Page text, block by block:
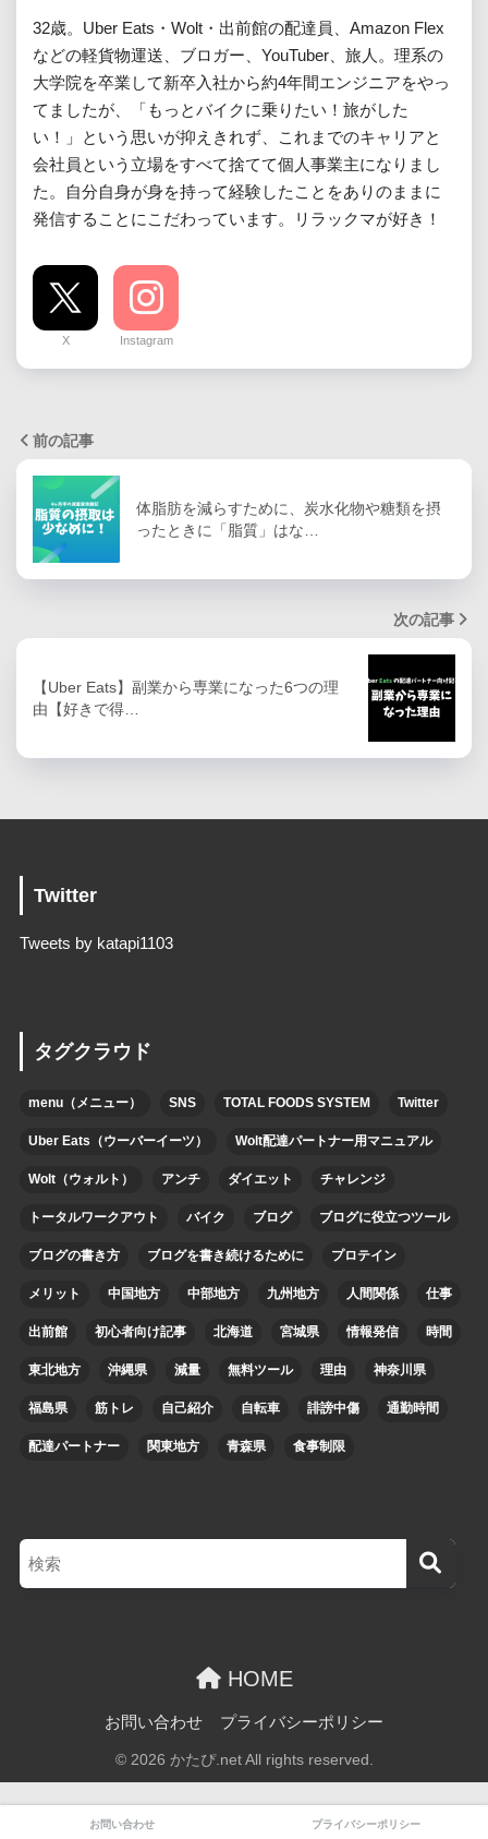
32歳。Uber Eats・Wolt・出前館の配達員、Amazon Flex
などの軽貨物運送、ブロガー、YouTuber、旅人。理系の
大学院を卒業して新卒入社から約4年間エンジニアをやっ
てましたが、「もっとバイクに乗りたい！旅がした
い！」という思いが抑えきれず、これまでのキャリアと
会社員という立場をすべて捨てて個人事業主になりまし
た。自分自身が身を持って経験したことをありのままに
発信することにこだわっています。リラックマが好き！
X Instagram
前の記事
体脂肪を減らすために、炭水化物や糖類を摂
ったときに「脂質」はな…
次の記事
【Uber Eats】副業から専業になった6つの理
由【好きで得…
Twitter
Tweets by katapi1103
タグクラウド
menu（メニュー） SNS TOTAL FOODS SYSTEM Twitter
Uber Eats（ウーバーイーツ） Wolt配達パートナー用マニュアル
Wolt（ウォルト） アンチ ダイエット チャレンジ
トータルワークアウト バイク ブログ ブログに役立つツール
ブログの書き方 ブログを書き続けるために プロテイン
メリット 中国地方 中部地方 九州地方 人間関係 仕事
出前館 初心者向け記事 北海道 宮城県 情報発信 時間
東北地方 沖縄県 減量 無料ツール 理由 神奈川県
福島県 筋トレ 自己紹介 自転車 誹謗中傷 通勤時間
配達パートナー 関東地方 青森県 食事制限
HOME
お問い合わせ プライバシーポリシー
© 2026 かたぴ.net All rights reserved.
お問い合わせ プライバシーポリシー